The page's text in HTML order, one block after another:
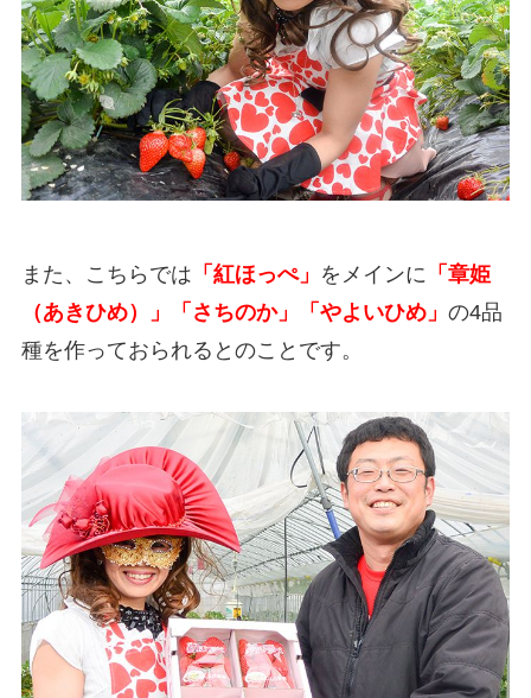
また、こちらでは 「紅ほっぺ」 をメインに 「章姫
（あきひめ）」「さちのか」「やよいひめ」 の4品
種を作っておられるとのことです。